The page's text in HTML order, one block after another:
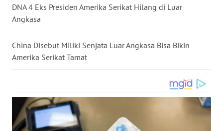
DNA 4 Eks Presiden Amerika Serikat Hilang di Luar
Angkasa
China Disebut Miliki Senjata Luar Angkasa Bisa Bikin
Amerika Serikat Tamat
WN
WN
WN
JATIM
WN